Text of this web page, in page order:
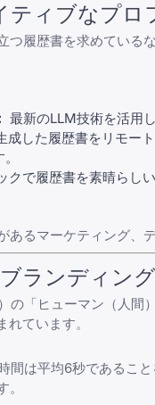
ィブなプロ
つ履歴書を求めてい
最新のLLM技術を活用
成した履歴書を リモー
クで履歴書を素晴らし
あるマーケティング、
ランディン
の「ヒューマン（人
ています。
間は平均6秒であるこ